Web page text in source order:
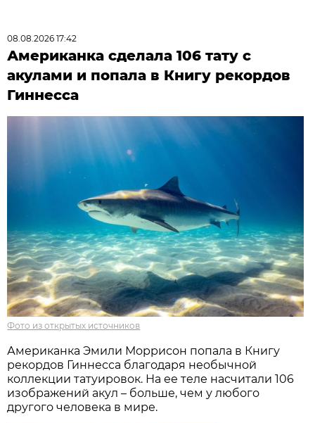
08.08.2026 17:42
Американка сделала 106 тату с
акулами и попала в Книгу рекордов
Гиннесса
Фото из открытых источников
Американка Эмили Моррисон попала в Книгу
рекордов Гиннесса благодаря необычной
коллекции татуировок. На ее теле насчитали 106
изображений акул – больше, чем у любого
другого человека в мире.